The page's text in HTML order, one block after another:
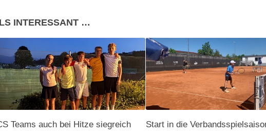
INTERESSANT …
Teams auch bei Hitze siegreich Start in die